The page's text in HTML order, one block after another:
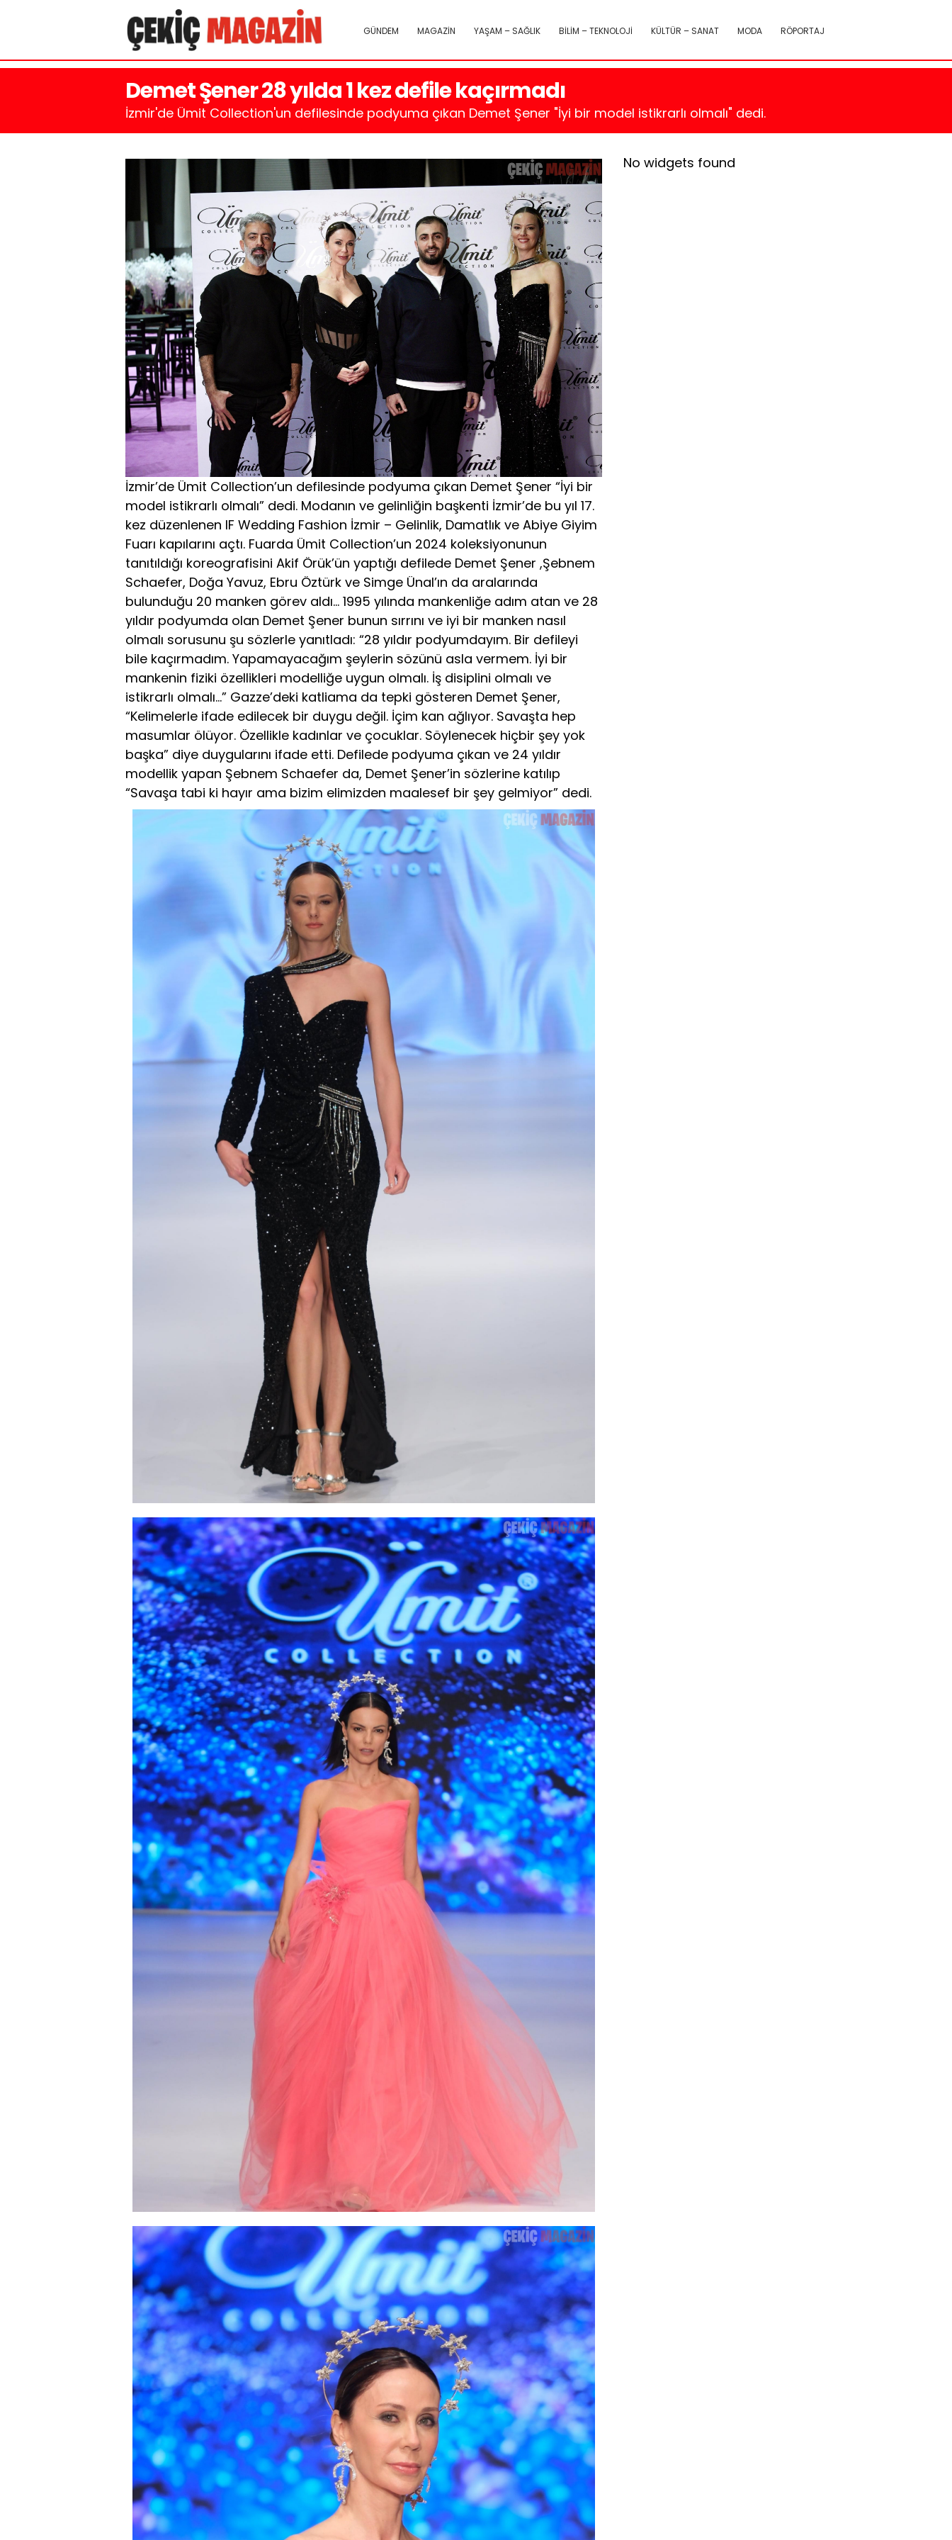
GÜNDEM MAGAZİN YAŞAM – SAĞLIK BİLİM – TEKNOLOJİ KÜLTÜR – SANAT MODA RÖPORTAJ
Demet Şener 28 yılda 1 kez defile kaçırmadı
İzmir'de Ümit Collection'un defilesinde podyuma çıkan Demet Şener "İyi bir model istikrarlı olmalı" dedi.
İzmir’de Ümit Collection’un defilesinde podyuma çıkan Demet Şener “İyi bir
model istikrarlı olmalı” dedi. Modanın ve gelinliğin başkenti İzmir’de bu yıl 17.
kez düzenlenen IF Wedding Fashion İzmir – Gelinlik, Damatlık ve Abiye Giyim
Fuarı kapılarını açtı. Fuarda Ümit Collection’un 2024 koleksiyonunun
tanıtıldığı koreografisini Akif Örük’ün yaptığı defilede Demet Şener ,Şebnem
Schaefer, Doğa Yavuz, Ebru Öztürk ve Simge Ünal’ın da aralarında
bulunduğu 20 manken görev aldı… 1995 yılında mankenliğe adım atan ve 28
yıldır podyumda olan Demet Şener bunun sırrını ve iyi bir manken nasıl
olmalı sorusunu şu sözlerle yanıtladı: “28 yıldır podyumdayım. Bir defileyi
bile kaçırmadım. Yapamayacağım şeylerin sözünü asla vermem. İyi bir
mankenin fiziki özellikleri modelliğe uygun olmalı. İş disiplini olmalı ve
istikrarlı olmalı…” Gazze’deki katliama da tepki gösteren Demet Şener,
“Kelimelerle ifade edilecek bir duygu değil. İçim kan ağlıyor. Savaşta hep
masumlar ölüyor. Özellikle kadınlar ve çocuklar. Söylenecek hiçbir şey yok
başka” diye duygularını ifade etti. Defilede podyuma çıkan ve 24 yıldır
modellik yapan Şebnem Schaefer da, Demet Şener’in sözlerine katılıp
“Savaşa tabi ki hayır ama bizim elimizden maalesef bir şey gelmiyor” dedi.
No widgets found